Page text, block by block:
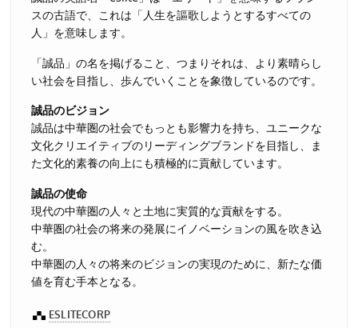
スの古語で、これは「人生を謳歌しようとするすべての
人」を意味します。
「誠品」の名を掲げること、つまりそれは、より素晴らし
い社会を目指し、歩んでいくことを象徴しているのです。
誠品のビジョン
誠品は中華圏の社会でもっとも影響力を持ち、ユニークな
文化クリエイティブのリーディングブランドを目指し、ま
た文化的素養の向上にも積極的に貢献しています。
誠品の使命
現代の中華圏の人々と土地に実質的な貢献をする。
中華圏の社会の将来の発展にイノベーションの風を吹き込
む。
中華圏の人々の将来のビジョンの実現のために、新たな価
値を育む手本となる。